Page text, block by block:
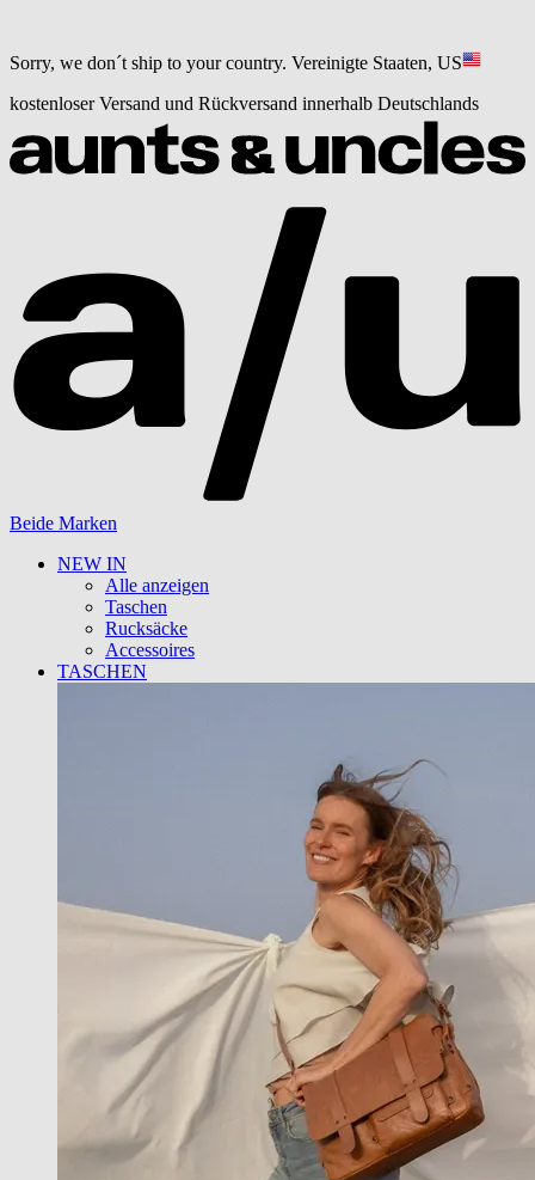
Sorry, we don´t ship to your country. Vereinigte Staaten, US
kostenloser Versand und Rückversand innerhalb Deutschlands
Beide Marken
NEW IN
Alle anzeigen
Taschen
Rucksäcke
Accessoires
TASCHEN